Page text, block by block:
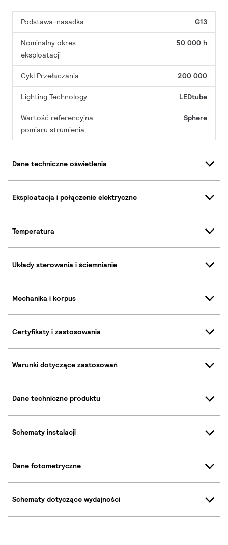
Podstawa-nasadka G13
Nominalny okres
eksploatacji
50 000 h
Cykl Przełączania 200 000
Lighting Technology LEDtube
Wartość referencyjna
pomiaru strumienia
Sphere
Dane techniczne oświetlenia
Eksploatacja i połączenie elektryczne
Temperatura
Układy sterowania i ściemnianie
Mechanika i korpus
Certyfikaty i zastosowania
Warunki dotyczące zastosowań
Dane techniczne produktu
Schematy instalacji
Dane fotometryczne
Schematy dotyczące wydajności